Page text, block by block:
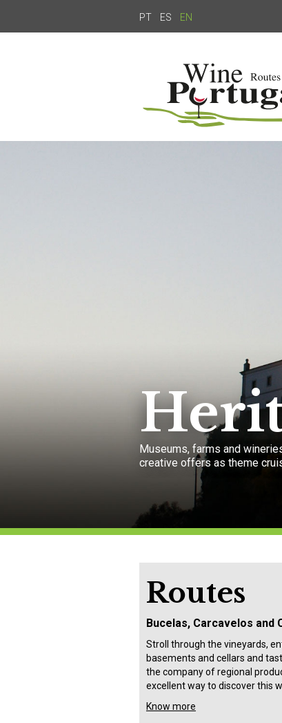
PT ES EN
Museums, farms and
creative offers as theme
Routes
Bucelas, Carcavelos and
Stroll through the vineyards,
basements and cellars and
the company of regional
excellent way to discover this
Know more